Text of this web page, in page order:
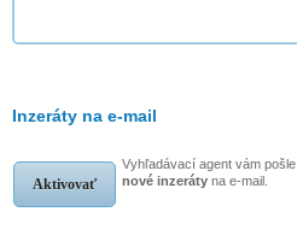
Inzeráty na e-mail
Aktivovať
Vyhľadávací agent vám pošle
nové inzeráty na e-mail.